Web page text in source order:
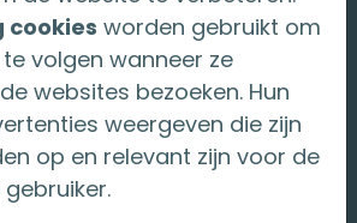
waarom
onmisbaar
over wonen, zorg en de
cookies worden gebruikt om
volgen wanneer ze
websites bezoeken. Hun
weergeven die zijn
op en relevant zijn voor de